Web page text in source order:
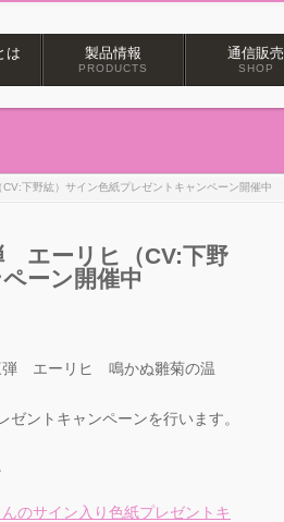
は 製品情報
PRODUCTS
通信販売
SHOP
下野紘）サイン色紙プレゼントキャンペーン開催中
エーリヒ（CV:下野
ーン開催中
弾 エーリヒ 鳴かぬ雛菊の温
ントキャンペーンを行います。
のサイン入り色紙プレゼントキ